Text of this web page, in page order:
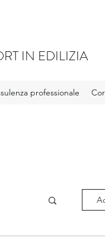
IN EDILIZIA
professionale